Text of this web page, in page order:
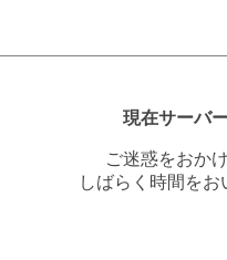
現在サーバ
ご迷惑をおか
しばらく時間を